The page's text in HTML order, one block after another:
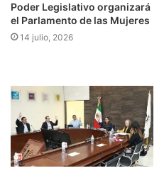
Poder Legislativo organizará
el Parlamento de las Mujeres
14 julio, 2026